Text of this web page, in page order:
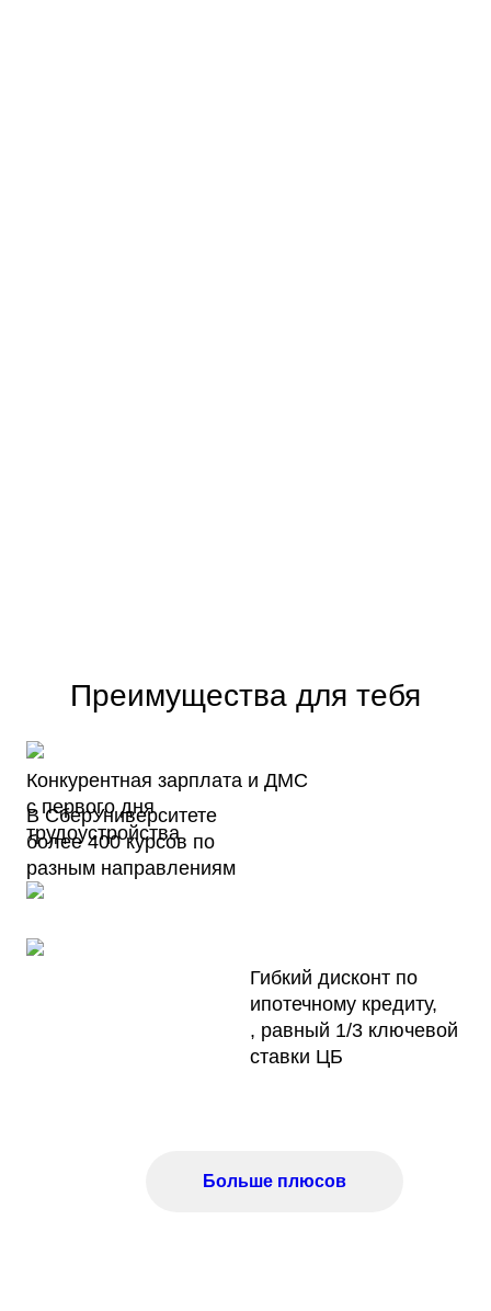
Преимущества для тебя
Конкурентная зарплата и ДМС
с первого дня
трудоустройства
В СберУниверситете
более 400 курсов по
разным направлениям
Гибкий дисконт по
ипотечному кредиту,
, равный 1/3 ключевой
ставки ЦБ
Больше плюсов